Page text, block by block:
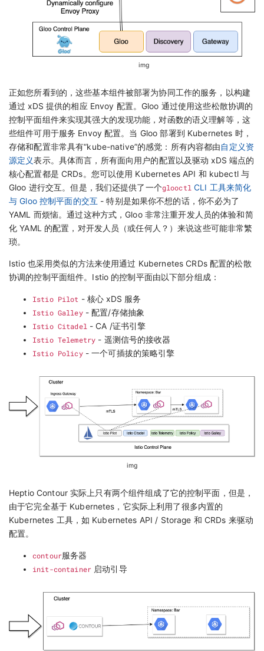
img
正如您所看到的，这些基本组件被部署为协同工作的服务，以构建
通过 xDS 提供的相应 Envoy 配置。Gloo 通过使用这些松散协调的
控制平面组件来实现其强大的发现功能，对函数的语义理解等，这
些组件可用于服务 Envoy 配置。当 Gloo 部署到 Kubernetes 时，
存储和配置非常具有“kube-native”的感觉：所有内容都由自定义资
源定义表示。具体而言，所有面向用户的配置以及驱动 xDS 端点的
核心配置都是 CRDs。您可以使用 Kubernetes API 和 kubectl 与
Gloo 进行交互。但是，我们还提供了一个glooctl CLI 工具来简化
与 Gloo 控制平面的交互 - 特别是如果你不想的话，你不必为了
YAML 而烦恼。通过这种方式，Gloo 非常注重开发人员的体验和简
化 YAML 的配置，对开发人员（或任何人？）来说这些可能非常繁
琐。
Istio 也采用类似的方法来使用通过 Kubernetes CRDs 配置的松散
协调的控制平面组件。Istio 的控制平面由以下部分组成：
Istio Pilot - 核心 xDS 服务
Istio Galley- 配置/存储抽象
Istio Citadel - CA /证书引擎
Istio Telemetry - 遥测信号的接收器
Istio Policy- 一个可插拔的策略引擎
img
Heptio Contour 实际上只有两个组件组成了它的控制平面，但是，
由于它完全基于 Kubernetes，它实际上利用了很多内置的
Kubernetes 工具，如 Kubernetes API / Storage 和 CRDs 来驱动
配置。
contour服务器
init-container启动引导